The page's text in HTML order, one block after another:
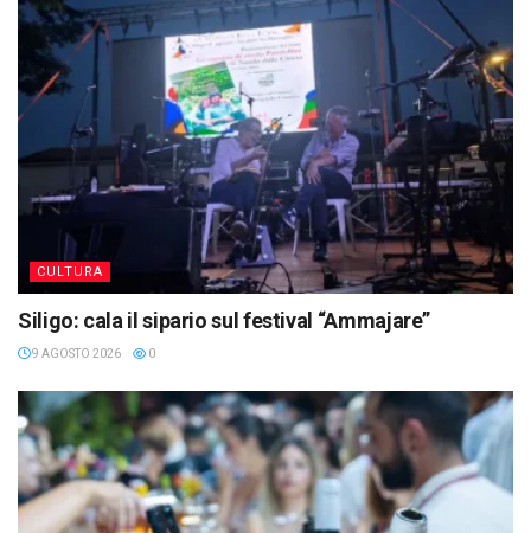
CULTURA
Siligo: cala il sipario sul festival “Ammajare”
9 AGOSTO 2026 0